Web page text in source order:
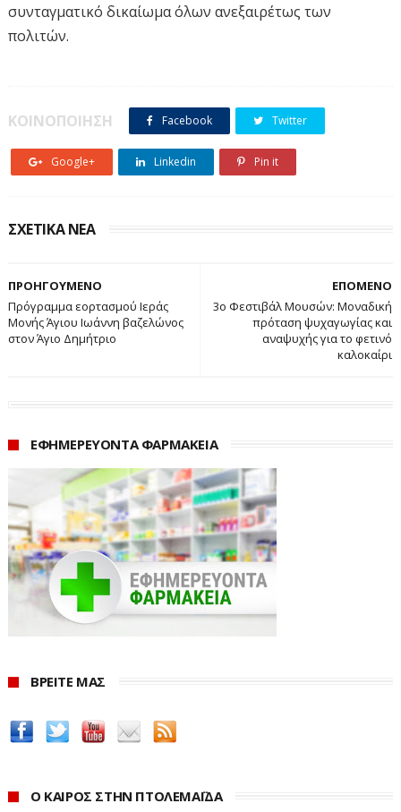
συνταγματικό δικαίωμα όλων ανεξαιρέτως των
πολιτών.
ΚΟΙΝΟΠΟΙΗΣΗ Facebook Twitter
Google+ Linkedin Pin it
ΣΧΕΤΙΚΑ ΝΕΑ
ΕΠΟΜΕΝΟ
3ο Φεστιβάλ Μουσών: Μοναδική
πρόταση ψυχαγωγίας και
αναψυχής για το φετινό
καλοκαίρι
ΠΡΟΗΓΟΥΜΕΝΟ
Πρόγραμμα εορτασμού Ιεράς
Μονής Άγιου Ιωάννη βαζελώνος
στον Άγιο Δημήτριο
ΕΦΗΜΕΡΕΥΟΝΤΑ ΦΑΡΜΑΚΕΙΑ
ΒΡΕΙΤΕ ΜΑΣ
Ο ΚΑΙΡΟΣ ΣΤΗΝ ΠΤΟΛΕΜΑΪΔΑ